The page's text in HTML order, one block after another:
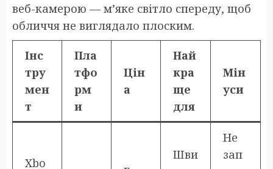
веб-камерою — м’яке світло спереду, щоб
обличчя не виглядало плоским.
Інс
тру
мен
т
Пла
тфо
рм
и
Цін
а
Най
кра
ще
для
Мін
уси
Xbo
Шви
Не
зап